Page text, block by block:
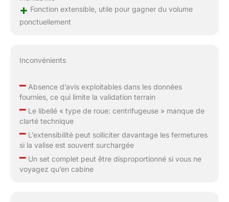
+ Fonction extensible, utile pour gagner du volume
ponctuellement
Inconvénients
–Absence d’avis exploitables dans les données
fournies, ce qui limite la validation terrain
–Le libellé « type de roue: centrifugeuse » manque de
clarté technique
–L’extensibilité peut solliciter davantage les fermetures
si la valise est souvent surchargée
–Un set complet peut être disproportionné si vous ne
voyagez qu’en cabine